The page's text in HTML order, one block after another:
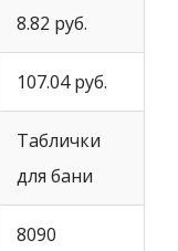
8.82 руб.
107.04 руб.
Таблички
для бани
8090